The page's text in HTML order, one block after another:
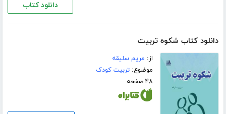
دانلود کتاب
دانلود کتاب شکوه تربیت
از: مریم سلیقه
موضوع:تربیت کودک
۴۸ صفحه